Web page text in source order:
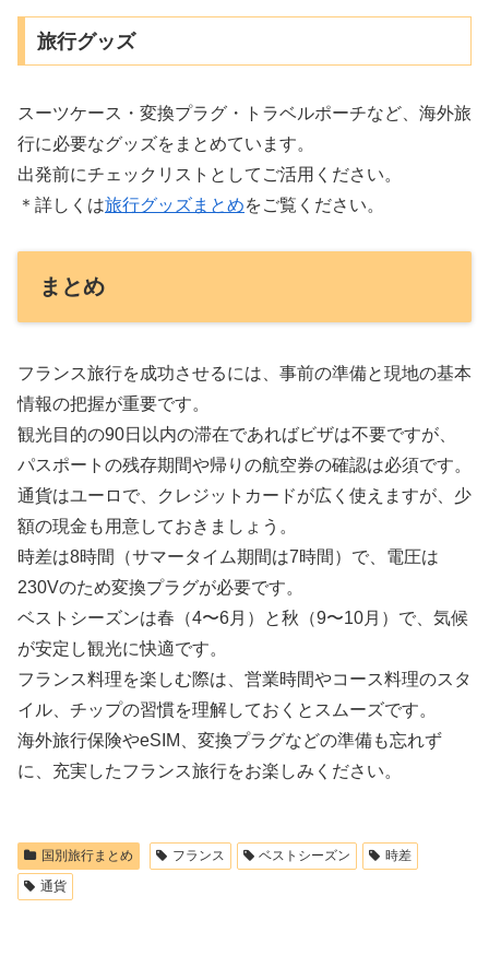
旅行グッズ
スーツケース・変換プラグ・トラベルポーチなど、海外旅
行に必要なグッズをまとめています。
出発前にチェックリストとしてご活用ください。
＊詳しくは旅行グッズまとめをご覧ください。
まとめ
フランス旅行を成功させるには、事前の準備と現地の基本
情報の把握が重要です。
観光目的の90日以内の滞在であればビザは不要ですが、
パスポートの残存期間や帰りの航空券の確認は必須です。
通貨はユーロで、クレジットカードが広く使えますが、少
額の現金も用意しておきましょう。
時差は8時間（サマータイム期間は7時間）で、電圧は
230Vのため変換プラグが必要です。
ベストシーズンは春（4〜6月）と秋（9〜10月）で、気候
が安定し観光に快適です。
フランス料理を楽しむ際は、営業時間やコース料理のスタ
イル、チップの習慣を理解しておくとスムーズです。
海外旅行保険やeSIM、変換プラグなどの準備も忘れず
に、充実したフランス旅行をお楽しみください。
国別旅行まとめ フランス ベストシーズン
時差
通貨